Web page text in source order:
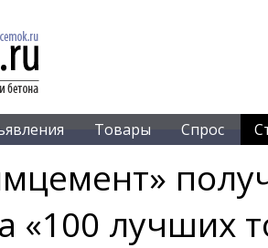
Товары Спрос
«100 лучших